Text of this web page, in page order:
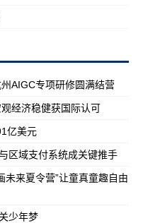
AIGC专项研修圆满结营
经济稳健获国际认可
亿美元
区域支付系统成关键推手
未来夏令营”让童真童趣自由
少年梦